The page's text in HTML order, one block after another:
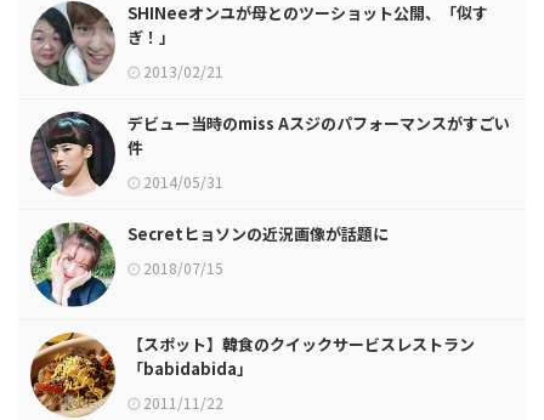
SHINeeオンユが母とのツーショット公開、「似す
ぎ！」
2013/02/21
デビュー当時のmiss Aスジのパフォーマンスがすごい
件
2014/05/31
Secretヒョソンの近況画像が話題に
2018/07/15
【スポット】韓食のクイックサービスレストラン
「babidabida」
2011/11/22